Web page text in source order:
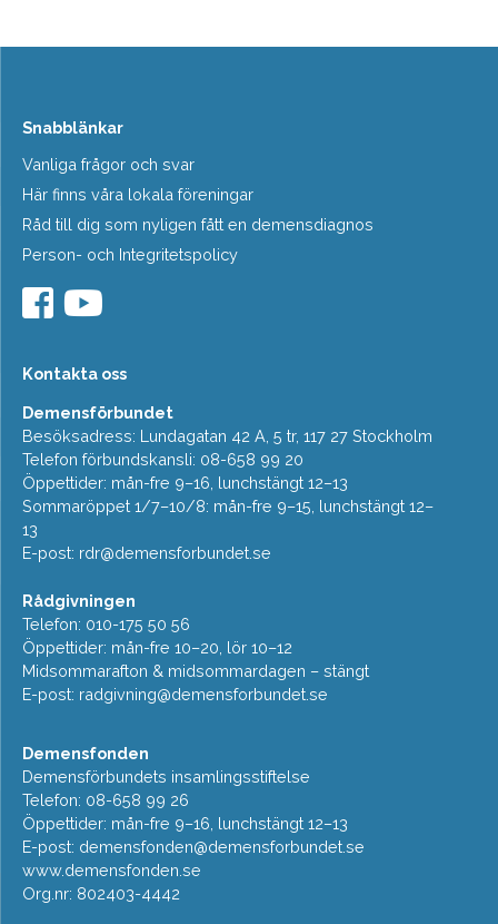
Snabblänkar
Vanliga frågor och svar
Här finns våra lokala föreningar
Råd till dig som nyligen fått en demensdiagnos
Person- och Integritetspolicy
Kontakta oss
Demensförbundet
Besöksadress: Lundagatan 42 A, 5 tr, 117 27 Stockholm
Telefon förbundskansli: 08-658 99 20
Öppettider: mån-fre 9–16, lunchstängt 12–13
Sommaröppet 1/7–10/8: mån-fre 9–15, lunchstängt 12–
13
E-post: rdr@demensforbundet.se
Rådgivningen
Telefon: 010-175 50 56
Öppettider: mån-fre 10–20, lör 10–12
Midsommarafton & midsommardagen – stängt
E-post: radgivning@demensforbundet.se
Demensfonden
Demensförbundets insamlingsstiftelse
Telefon: 08-658 99 26
Öppettider: mån-fre 9–16, lunchstängt 12–13
E-post: demensfonden@demensforbundet.se
www.demensfonden.se
Org.nr: 802403-4442